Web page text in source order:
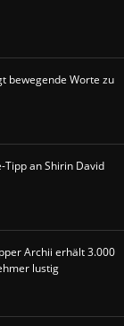
bewegende Worte zu
Tipp an Shirin David
Archii erhält 3.000
lustig